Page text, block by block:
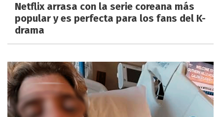
Netflix arrasa con la serie coreana más
popular y es perfecta para los fans del K-
drama